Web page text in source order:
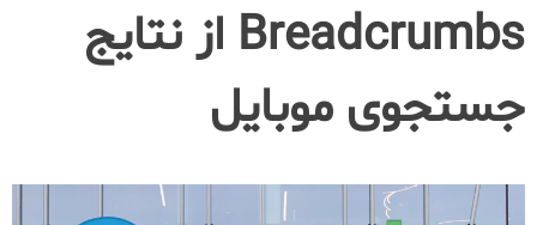
Breadcrumbs از نتایج
جستجوی موبایل